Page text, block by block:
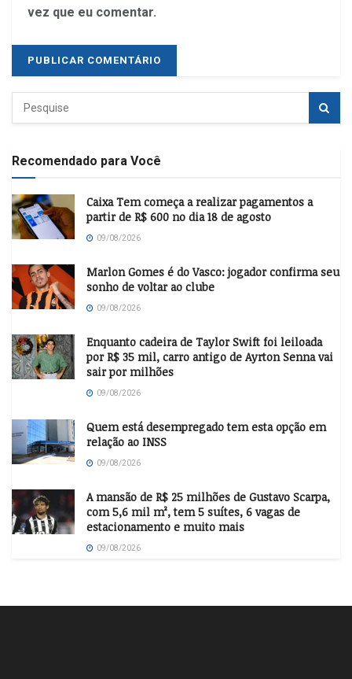
vez que eu comentar.
Recomendado para Você
Caixa Tem começa a realizar pagamentos a
partir de R$ 600 no dia 18 de agosto
09/08/2026
Marlon Gomes é do Vasco: jogador confirma seu
sonho de voltar ao clube
09/08/2026
Enquanto cadeira de Taylor Swift foi leiloada
por R$ 35 mil, carro antigo de Ayrton Senna vai
sair por milhões
09/08/2026
Quem está desempregado tem esta opção em
relação ao INSS
09/08/2026
A mansão de R$ 25 milhões de Gustavo Scarpa,
com 5,6 mil m², tem 5 suítes, 6 vagas de
estacionamento e muito mais
09/08/2026